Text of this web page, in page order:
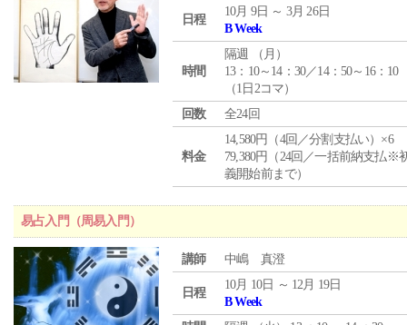
日程
10月 9日 ～ 3月 26日
B Week
時間
隔週 （ 月 ）
13：10～14：30／14：50～16：10
（1日2コマ）
回数
全24回
料金
14,580円（4回／分割支払い）×6
79,380円（24回／一括前納支払※
義開始前まで）
易占入門（周易入門）
講師 中嶋 真澄
日程
10月 10日 ～ 12月 19日
B Week